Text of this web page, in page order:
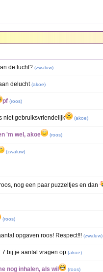
de lucht? (zwaluw)
delucht (akoe)
pf (roos)
niet gebruiksvriendelijk (akoe)
'm wel, akoe (roos)
(zwaluw)
nog een paar puzzeltjes en dan
(roos)
opgaven roos! Respect!!! (zwaluw)
7 bij je aantal vragen op (akoe)
nog inhalen, als wil (roos)